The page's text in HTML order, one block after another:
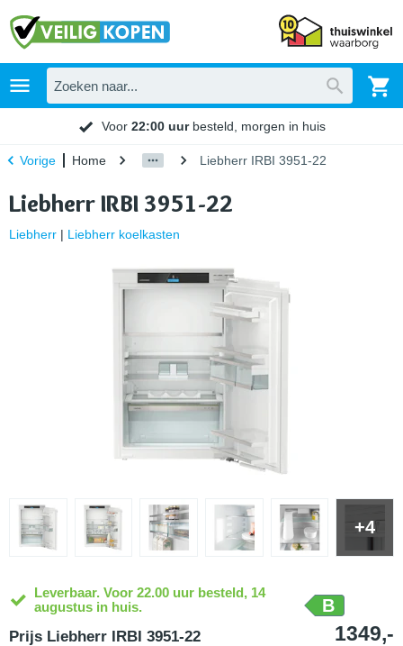
Voor 22:00 uurbesteld, morgen in huis
Vorige Home Liebherr IRBI 3951-22
Liebherr IRBI 3951-22
Liebherr | Liebherr koelkasten
+4
Leverbaar. Voor 22.00 uur besteld, 14
augustus in huis.
B
Prijs Liebherr IRBI 3951-22 1349,-